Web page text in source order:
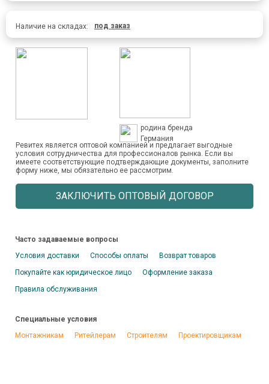
Наличие на складах: под заказ
родина бренда
Германия
Ревитех является оптовой компанией и предлагает выгодные
условия сотрудничества для профессионалов рынка. Если вы
имеете соответствующие подтверждающие документы, заполните
форму ниже, мы обязательно ее рассмотрим.
ЗАКЛЮЧИТЬ ОПТОВЫЙ ДОГОВОР
Часто задаваемые вопросы
Условия доставки
Способы оплаты
Возврат товаров
Покупайте как юридическое лицо
Оформление заказа
Правила обслуживания
Специальные условия
Монтажникам
Ритейлерам Строителям Проектировщикам